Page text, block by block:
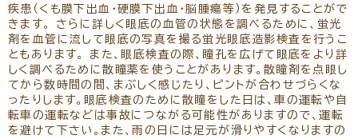
疾患（くも膜下出血・硬膜下出血・脳腫瘍等）を発見することがで
きます。 さらに詳しく眼底の血管の状態を調べるために、蛍光
剤を血管に流して眼底の写真を撮る蛍光眼底造影検査を行うこ
ともあります。 また、眼底検査の際、瞳孔を広げて眼底をより詳
しく調べるために散瞳薬を使うことがあります。散瞳剤を点眼し
てから数時間の間、まぶしく感じたり、ピントが合わせづらくな
ったりします。眼底検査のために散瞳をした日は、車の運転や自
転車の運転などは事故につながる可能性がありますので、運転
を避けて下さい。また、雨の日には足元が滑りやすくなりますの